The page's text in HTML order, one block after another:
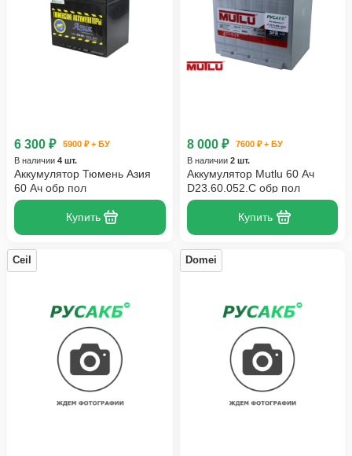
6 300 ₽
5900 ₽ + БУ
В наличии 4 шт.
Аккумулятор Тюмень Азия
60 Ач обр пол
Купить
8 000 ₽
7600 ₽ + БУ
В наличии 2 шт.
Аккумулятор Mutlu 60 Ач
D23.60.052.C обр пол
Купить
Ceil Domei